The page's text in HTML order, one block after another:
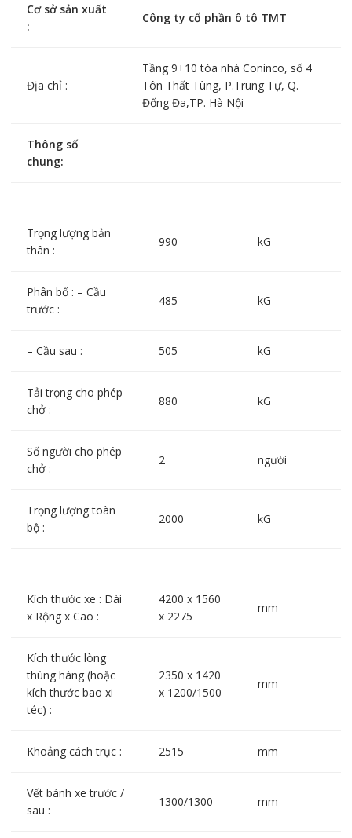
Cơ sở sản xuất
:
Công ty cổ phần ô tô TMT
Địa chỉ :
Tầng 9+10 tòa nhà Coninco, số 4
Tôn Thất Tùng, P.Trung Tự, Q.
Đống Đa,TP. Hà Nội
Thông số
chung:
Trọng lượng bản
thân :
990 kG
Phân bố : – Cầu
trước :
485 kG
– Cầu sau : 505 kG
Tải trọng cho phép
chở :
880 kG
Số người cho phép
chở :
2 người
Trọng lượng toàn
bộ :
2000 kG
Kích thước xe : Dài
x Rộng x Cao :
4200 x 1560
x 2275
mm
Kích thước lòng
thùng hàng (hoặc
kích thước bao xi
téc) :
2350 x 1420
x 1200/1500
mm
Khoảng cách trục : 2515 mm
Vết bánh xe trước /
sau :
1300/1300 mm